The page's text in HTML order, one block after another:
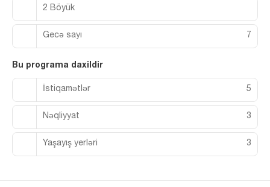
2 Böyük
Gecə sayı 7
Bu programa daxildir
İstiqamətlər 5
Nəqliyyat 3
Yaşayış yerləri 3